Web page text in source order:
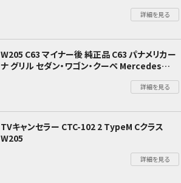
詳細を見る
W205 C63 マイナー後 純正品 C63 パナメリカー
ナ グリル セダン・ワゴン・クーペ Mercedes
詳細を見る
TVキャンセラー CTC-102 2 TypeM Cクラス
W205
詳細を見る